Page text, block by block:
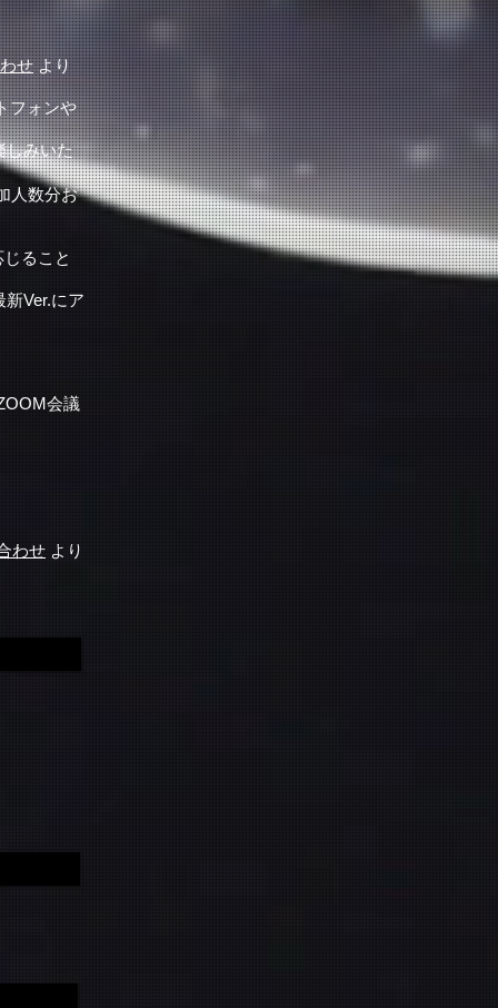
せより
フォンや
みいた
人数分お
ること
Ver.にア
会議
わせ より